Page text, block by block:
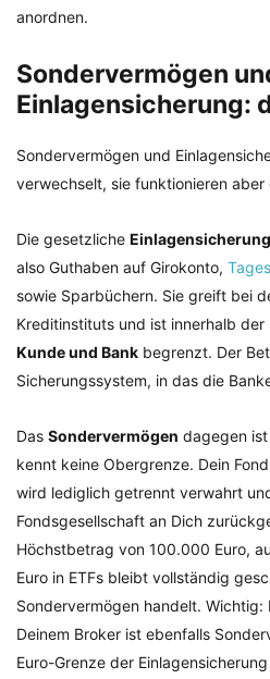
anordnen.
Sondervermögen
Einlagensicherung:
Sondervermögen und
verwechselt, sie funktionieren
Die gesetzliche Einlagensicherung
also Guthaben auf Girokonto,
sowie Sparbüchern. Sie greift bei
Kreditinstituts und ist innerhalb der
Kunde und Bank begrenzt. Der
Sicherungssystem, in das die
Das Sondervermögen dagegen
kennt keine Obergrenze. Dein
wird lediglich getrennt verwahrt
Fondsgesellschaft an Dich
Höchstbetrag von 100.000 Euro,
Euro in ETFs bleibt vollständig
Sondervermögen handelt.
Deinem Broker ist ebenfalls
Euro-Grenze der